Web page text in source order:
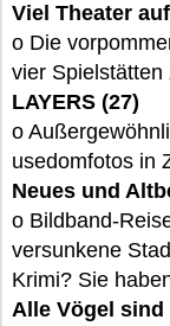
Viel Theater
o Die
vier
LAYERS (27)
o
usedomfotos in
Neues und
o Bildband-
versunkene
Krimi? Sie
Alle Vögel sind